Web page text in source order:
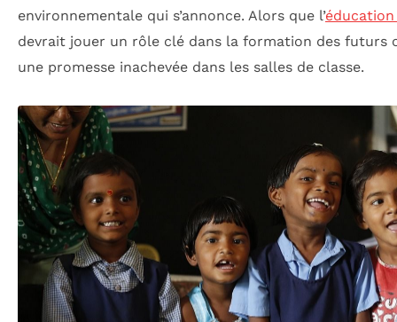
environnementale qui s’annonce. Alors que l’
devrait jouer un rôle clé dans la formation des futurs
une promesse inachevée dans les salles de classe.